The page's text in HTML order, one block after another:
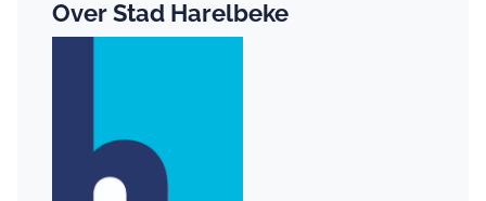
Over Stad Harelbeke